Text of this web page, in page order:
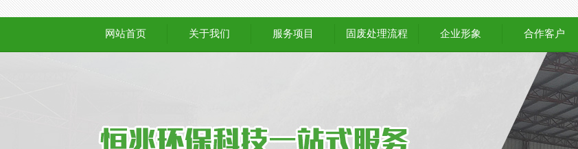
网站首页 关于我们 服务项目 固废处理流程 企业形象 合作客户